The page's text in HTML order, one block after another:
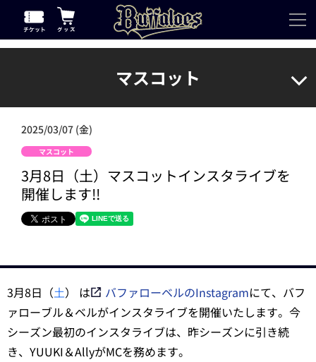
マスコット
2025/03/07 (金)
マスコット
3月8日（土）マスコットインスタライブを
開催します!!
3月8日（土） は バファローベルのInstagramにて、バフ
ァローブル＆ベルがインスタライブを開催いたします。今
シーズン最初のインスタライブは、昨シーズンに引き続
き、YUUKI＆AllyがMCを務めます。